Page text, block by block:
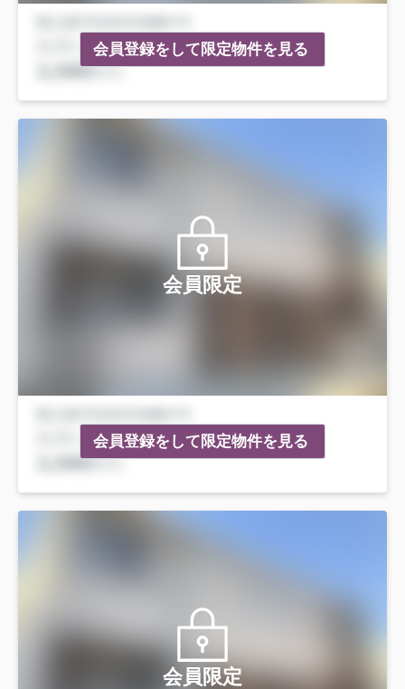
会員登録をして限定物件を見る
会員限定
会員登録をして限定物件を見る
会員限定